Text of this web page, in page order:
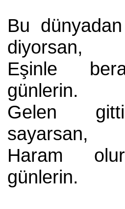
Bu
diyorsan,
Eşinle
günlerin.
Gelen
sayarsan,
Haram
günlerin.